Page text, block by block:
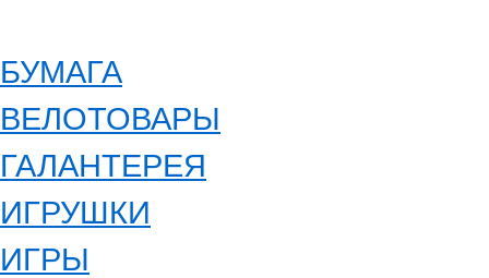
БУМАГА
ВЕЛОТОВАРЫ
ГАЛАНТЕРЕЯ
ИГРУШКИ
ИГРЫ